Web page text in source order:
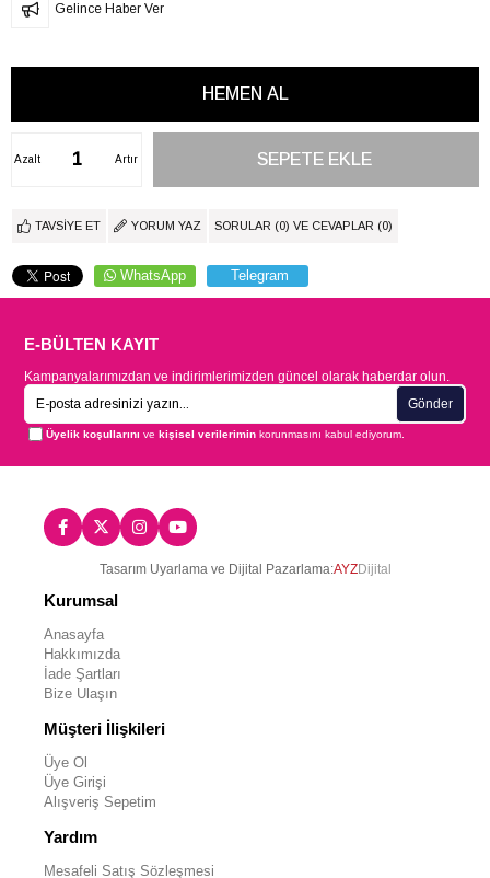
Gelince Haber Ver
Artır
Azalt
TAVSIYE ET YORUM YAZ SORULAR (0) VE CEVAPLAR (0)
WhatsApp Telegram
E-BÜLTEN KAYIT
Kampanyalarımızdan ve indirimlerimizden güncel olarak haberdar olun.
Gönder
Üyelik koşullarını vekişisel verilerimin korunmasını kabul ediyorum.
Tasarım Uyarlama ve Dijital Pazarlama:AYZDijital
Kurumsal
Anasayfa
Hakkımızda
İade Şartları
Bize Ulaşın
Müşteri İlişkileri
Üye Ol
Üye Girişi
Alışveriş Sepetim
Yardım
Mesafeli Satış Sözleşmesi